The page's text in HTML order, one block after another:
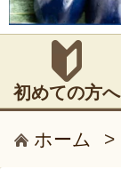
初めての方へ
ホーム >